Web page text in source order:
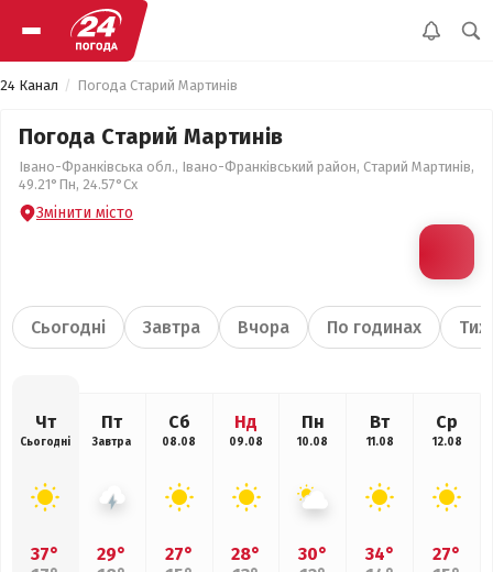
24 Канал Погода Старий Мартинів
Погода Старий Мартинів
Івано-Франківська обл., Івано-Франківський район, Старий Мартинів,
49.21°Пн, 24.57°Сх
Змінити місто
Сьогодні Завтра Вчора По годинах
Чт
Сьогодні
37°
Пт
Завтра
29°
Сб
08.08
27°
Нд
09.08
28°
Пн
10.08
30°
Вт
11.08
34°
Ср
12.08
27°